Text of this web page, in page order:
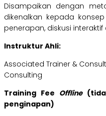
Disampaikan dengan
dikenalkan kepada
penerapan, diskusi
Instruktur Ahli:
Associated Trainer &
Consulting
Training Fee Offline
penginapan)